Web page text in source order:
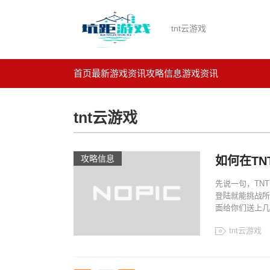
tnt云游戏
首页最新游戏资讯攻略信息游戏资讯
tnt云游戏
攻略信息 如何在
先说一句，
登陆就能挑战
面给你们送上
tnt云游戏